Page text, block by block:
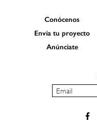
Conócenos
Envía tu proyecto
Anúnciate